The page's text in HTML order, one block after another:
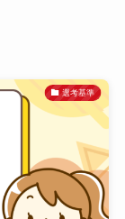
選考基準